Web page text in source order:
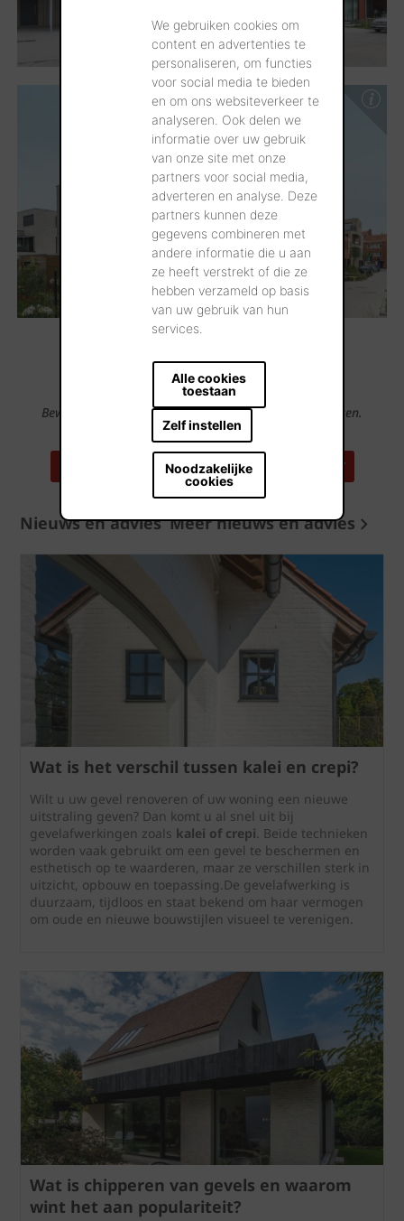
We gebruiken cookies om
content en advertenties te
personaliseren, om functies
voor social media te bieden
en om ons websiteverkeer te
analyseren. Ook delen we
informatie over uw gebruik
van onze site met onze
partners voor social media,
adverteren en analyse. Deze
partners kunnen deze
gegevens combineren met
andere informatie die u aan
ze heeft verstrekt of die ze
hebben verzameld op basis
van uw gebruik van hun
services.
Alle cookies
toestaan
Zelf instellen
Noodzakelijke
cookies
Bewonder onze producten op 100-en referentieadressen.
ZOEK EEN REFERENTIEADRES IN UW BUURT
Nieuws en advies Meer nieuws en advies
Wat is het verschil tussen kalei en crepi?
Wilt u uw gevel renoveren of uw woning een nieuwe
uitstraling geven? Dan komt u al snel uit bij
gevelafwerkingen zoals kalei of crepi. Beide technieken
worden vaak gebruikt om een gevel te beschermen en
esthetisch op te waarderen, maar ze verschillen sterk in
uitzicht, opbouw en toepassing.De gevelafwerking is
duurzaam, tijdloos en staat bekend om haar vermogen
om oude en nieuwe bouwstijlen visueel te verenigen.
Wat is chipperen van gevels en waarom
wint het aan populariteit?